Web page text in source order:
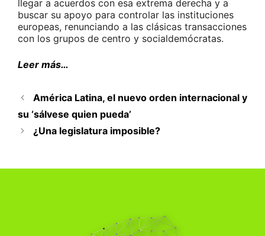
llegar a acuerdos con esa extrema derecha y a
buscar su apoyo para controlar las instituciones
europeas, renunciando a las clásicas transacciones
con los grupos de centro y socialdemócratas.
Leer más…
América Latina, el nuevo orden internacional y
su ‘sálvese quien pueda’
¿Una legislatura imposible?